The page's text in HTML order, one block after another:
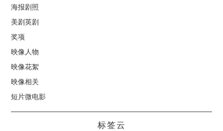
海报剧照
美剧英剧
奖项
映像人物
映像花絮
映像相关
短片微电影
标签云